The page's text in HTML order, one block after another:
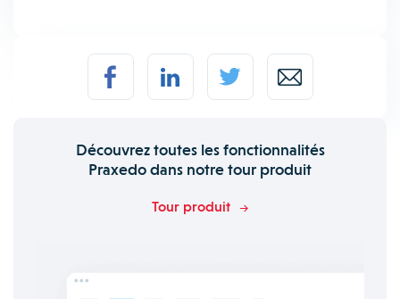
Découvrez toutes les fonctionnalités
Praxedo dans notre tour produit
Tour produit